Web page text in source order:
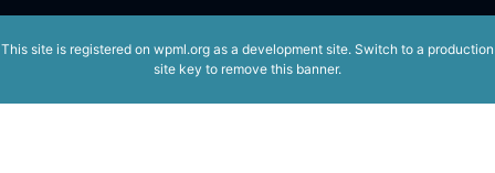
This site is registered on wpml.org as a development site. Switch to a production
site key to remove this banner.